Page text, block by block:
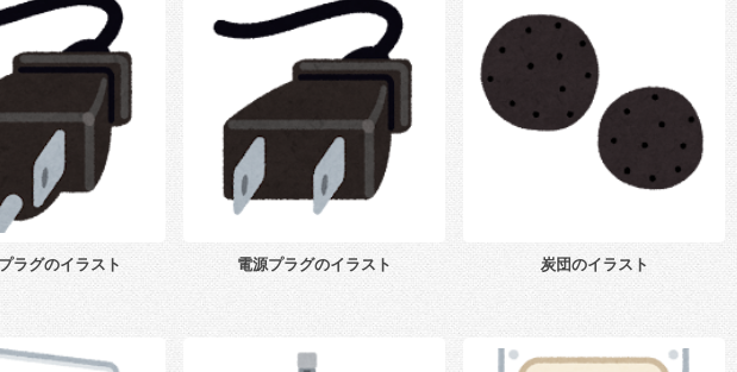
ラグのイラスト 電源プラグのイラスト 炭団のイラスト